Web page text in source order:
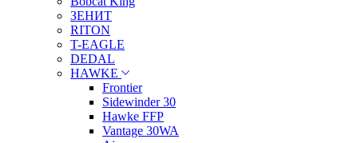
ЗЕНИТ
RITON
T-EAGLE
DEDAL
HAWKE
Frontier
Sidewinder 30
Hawke FFP
Vantage 30WA